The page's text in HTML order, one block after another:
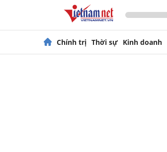
Chính trị Thời sự Kinh doanh